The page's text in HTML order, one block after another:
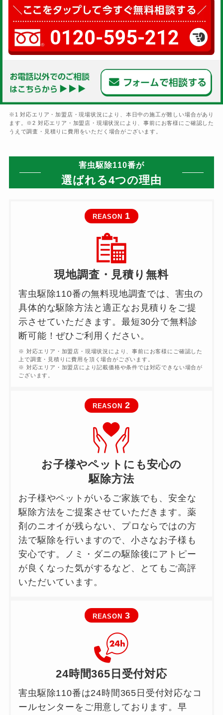
0120-595-212
※1 対応エリア・加盟店・現場状況により、本日中の施工が難しい場合があり
ます。※2 対応エリア・加盟店・現場状況により、事前にお客様にご確認した
うえで調査・見積りに費用をいただく場合がございます。
害虫駆除110番が
選ばれる4つの理由
REASON 1
現地調査・見積り無料
害虫駆除110番の無料現地調査では、害虫の
具体的な駆除方法と適正なお見積りをご提
示させていただきます。最短30分で無料診
断可能！ぜひご利用ください。
※ 対応エリア・加盟店・現場状況により、事前にお客様にご確認した
上で調査・見積りに費用を頂く場合がございます。
※ 対応エリア・加盟店により記載価格や条件では対応できない場合が
ございます。
REASON 2
お子様やペットにも安心の
駆除方法
お子様やペットがいるご家族でも、安全な
駆除方法をご提案させていただきます。薬
剤のニオイが残らない、プロならではの方
法で駆除を行いますので、小さなお子様も
安心です。ノミ・ダニの駆除後にアトピー
が良くなった気がするなど、とてもご高評
いただいています。
REASON 3
24時間365日受付対応
害虫駆除110番は24時間365日受付対応なコ
ールセンターをご用意しております。早